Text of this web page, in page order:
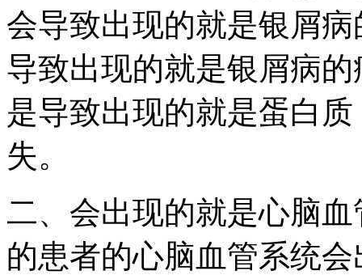
会导致出现的就是银屑
导致出现的就是银屑病
是导致出现的就是蛋白
失。
二、会出现的就是心脑
的患者的心脑血管系统